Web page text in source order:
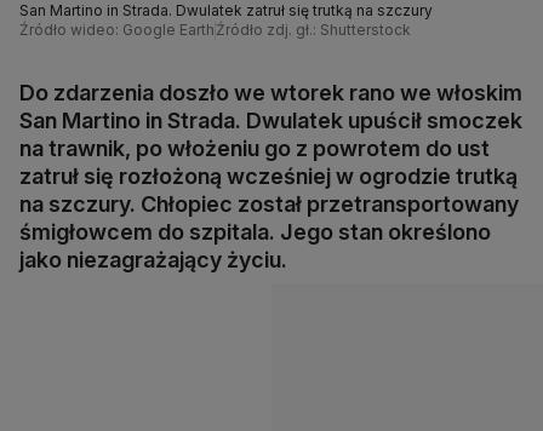
San Martino in Strada. Dwulatek zatruł się trutką na szczury
Źródło wideo: Google Earth Źródło zdj. gł.: Shutterstock
Do zdarzenia doszło we wtorek rano we włoskim
San Martino in Strada. Dwulatek upuścił smoczek
na trawnik, po włożeniu go z powrotem do ust
zatruł się rozłożoną wcześniej w ogrodzie trutką
na szczury. Chłopiec został przetransportowany
śmigłowcem do szpitala. Jego stan określono
jako niezagrażający życiu.